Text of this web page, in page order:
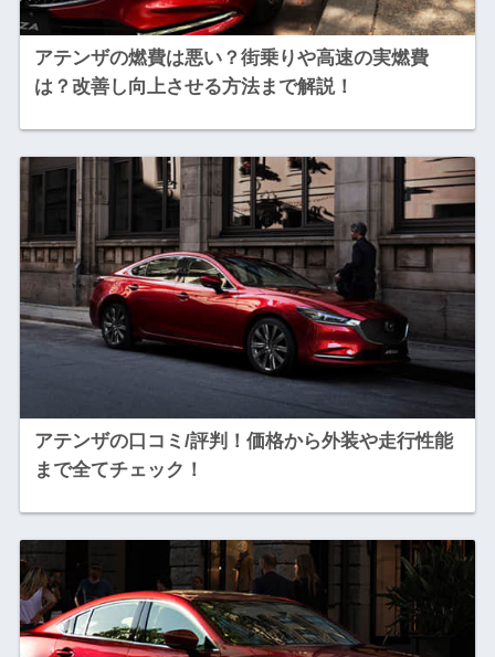
アテンザの燃費は悪い？街乗りや高速の実燃費
は？改善し向上させる方法まで解説！
アテンザの口コミ/評判！価格から外装や走行性能
まで全てチェック！